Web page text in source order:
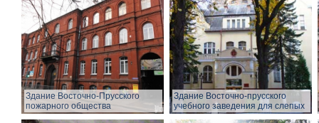
Здание Восточно-Прусского
пожарного общества
Здание Восточно-прусского
учебного заведения для слепых